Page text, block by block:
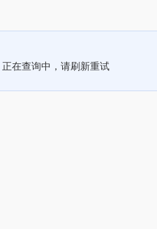
正在查询中，请刷新重试